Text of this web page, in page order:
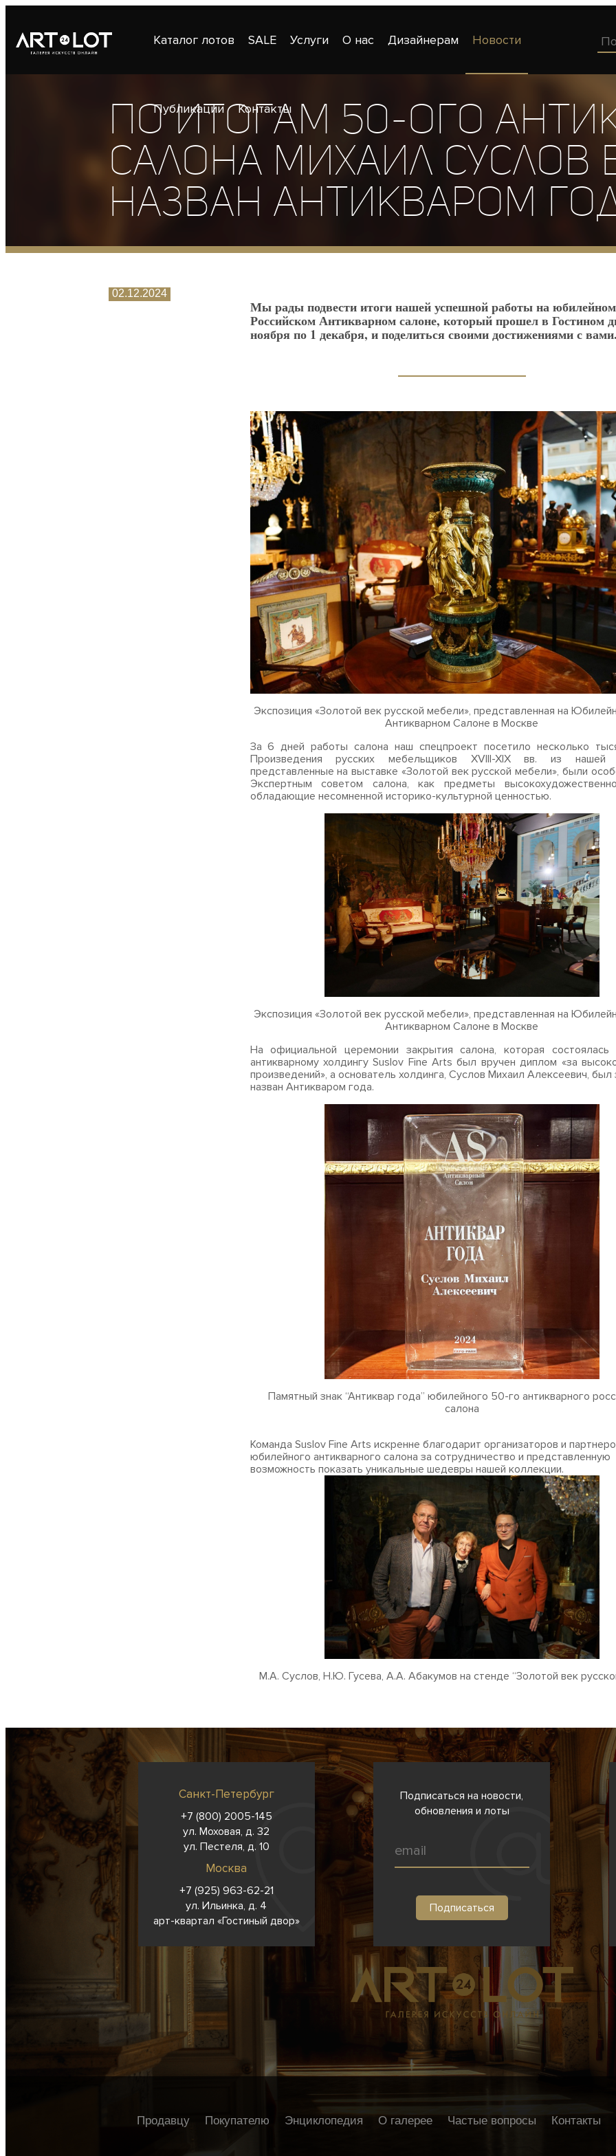
Каталог лотов SALE Услуги О нас Дизайнерам Новости
Публикации Контакты
По итогам 50-ого
салона Михаил Суслов
назван Антикваром
02.12.2024
Мы рады подвести итоги нашей успешной работы на
Российском Антикварном салоне, который прошел в Гостином
ноября по 1 декабря, и поделиться своими достижениями с вами.
Экспозиция «Золотой век русской мебели», представленная на
Антикварном Салоне в Москве
За 6 дней работы салона наш спецпроект посетило несколько
Произведения русских мебельщиков XVIII-XIX вв. из нашей
представленные на выставке «Золотой век русской мебели», были
Экспертным советом салона, как предметы
обладающие несомненной историко-культурной ценностью.
Экспозиция «Золотой век русской мебели», представленная на
Антикварном Салоне в Москве
На официальной церемонии закрытия салона, которая состоялась
антикварному холдингу Suslov Fine Arts был вручен диплом «за
произведений», а основатель холдинга, Суслов Михаил Алексеевич, был
назван Антикваром года.
Памятный знак “Антиквар года” юбилейного 50-го антикварного
салона
Команда Suslov Fine Arts искренне благодарит организаторов и
юбилейного антикварного салона за сотрудничество и представленную
возможность показать уникальные шедевры нашей коллекции.
М.А. Суслов, Н.Ю. Гусева, А.А. Абакумов на стенде “Золотой век
Санкт-Петербург
+7 (800) 2005-145
ул. Моховая, д. 32
ул. Пестеля, д. 10
Москва
+7 (925) 963-62-21
ул. Ильинка, д. 4
арт-квартал «Гостиный двор»
Подписаться на новости,
обновления и лоты
Продавцу Покупателю Энциклопедия О галерее Частые вопросы Контакты